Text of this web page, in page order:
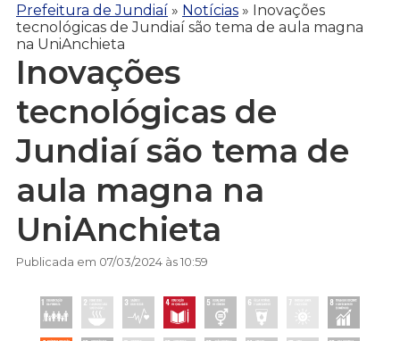
Prefeitura de Jundiaí » Notícias » Inovações
tecnológicas de Jundiaí são tema de aula magna
na UniAnchieta
Inovações
tecnológicas de
Jundiaí são tema de
aula magna na
UniAnchieta
Publicada em 07/03/2024 às 10:59